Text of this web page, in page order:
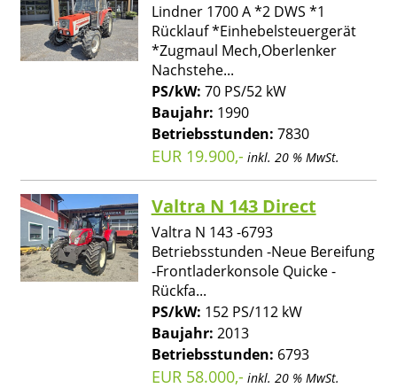
Lindner 1700 A *2 DWS *1
Rücklauf *Einhebelsteuergerät
*Zugmaul Mech,Oberlenker
Nachstehe...
PS/kW: 70 PS/52 kW
Baujahr: 1990
Betriebsstunden: 7830
EUR 19.900,- inkl. 20 % MwSt.
Valtra N 143 Direct
Valtra N 143 -6793
Betriebsstunden -Neue Bereifung
-Frontladerkonsole Quicke -
Rückfa...
PS/kW: 152 PS/112 kW
Baujahr: 2013
Betriebsstunden: 6793
EUR 58.000,- inkl. 20 % MwSt.